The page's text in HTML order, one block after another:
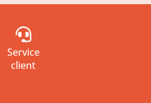

Service
client